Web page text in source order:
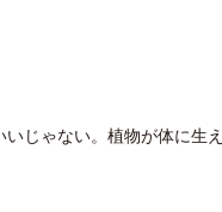
じゃない。植物が体に生